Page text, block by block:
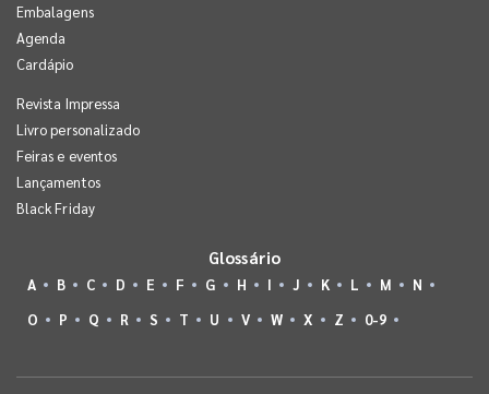
Embalagens
Agenda
Cardápio
Revista Impressa
Livro personalizado
Feiras e eventos
Lançamentos
Black Friday
Glossário
A B C D E F G H I J K L M
N
O
P Q R S T U V W X Z 0-9